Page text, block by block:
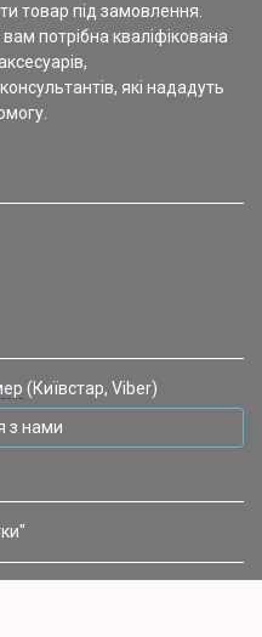
товар під замовлення.
потрібна кваліфікована
які нададуть
(Київстар, Viber)
з нами